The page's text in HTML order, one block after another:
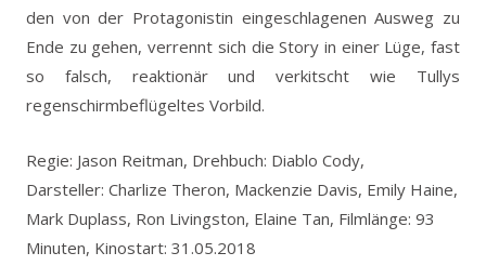
den von der Protagonistin eingeschlagenen Ausweg zu
Ende zu gehen, verrennt sich die Story in einer Lüge, fast
so falsch, reaktionär und verkitscht wie Tullys
regenschirmbeflügeltes Vorbild.
Regie: Jason Reitman, Drehbuch: Diablo Cody,
Darsteller: Charlize Theron, Mackenzie Davis, Emily Haine,
Mark Duplass, Ron Livingston, Elaine Tan, Filmlänge: 93
Minuten, Kinostart: 31.05.2018